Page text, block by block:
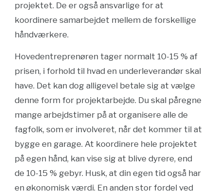
projektet. De er også ansvarlige for at
koordinere samarbejdet mellem de forskellige
håndværkere.
Hovedentreprenøren tager normalt 10-15 % af
prisen, i forhold til hvad en underleverandør skal
have. Det kan dog alligevel betale sig at vælge
denne form for projektarbejde. Du skal påregne
mange arbejdstimer på at organisere alle de
fagfolk, som er involveret, når det kommer til at
bygge en garage. At koordinere hele projektet
på egen hånd, kan vise sig at blive dyrere, end
de 10-15 % gebyr. Husk, at din egen tid også har
en økonomisk værdi. En anden stor fordel ved